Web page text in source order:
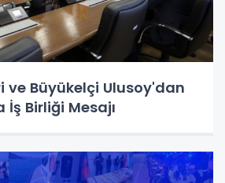
ve Büyükelçi Ulusoy'dan
İş Birliği Mesajı